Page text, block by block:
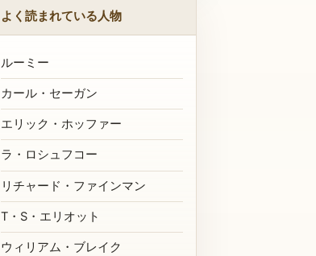
よく読まれている人物
ルーミー
カール・セーガン
エリック・ホッファー
ラ・ロシュフコー
リチャード・ファインマン
T・S・エリオット
ウィリアム・ブレイク